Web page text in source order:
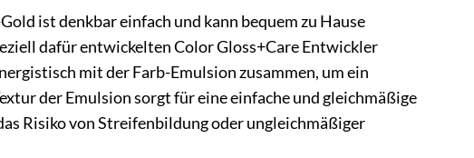
ist denkbar einfach und kann bequem zu Hause
dafür entwickelten Color Gloss+Care Entwickler
mit der Farb-Emulsion zusammen, um ein
der Emulsion sorgt für eine einfache und gleichmäßige
Risiko von Streifenbildung oder ungleichmäßiger